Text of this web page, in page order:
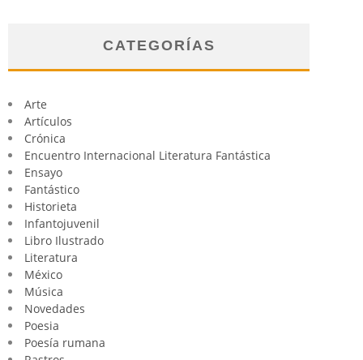
CATEGORÍAS
Arte
Artículos
Crónica
Encuentro Internacional Literatura Fantástica
Ensayo
Fantástico
Historieta
Infantojuvenil
Libro Ilustrado
Literatura
México
Música
Novedades
Poesia
Poesía rumana